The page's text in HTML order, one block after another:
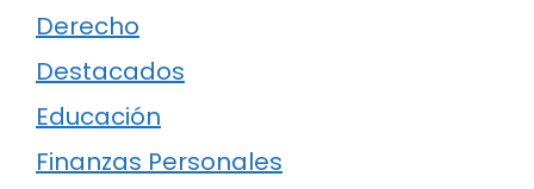
Derecho
Destacados
Educación
Finanzas Personales